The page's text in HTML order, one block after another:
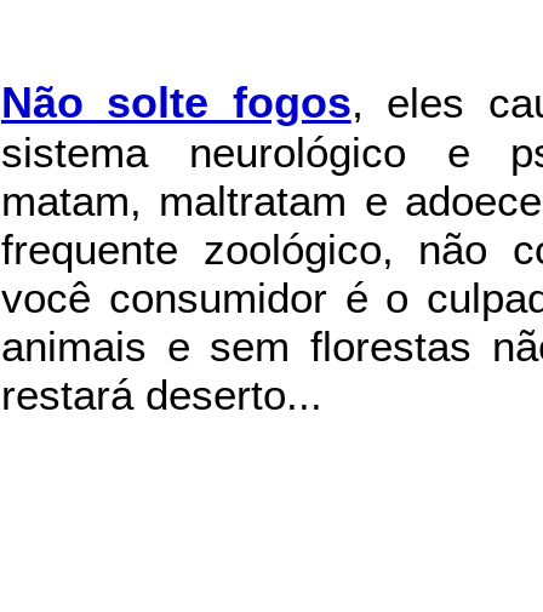
Não solte fogos, eles
sistema neurológico e
matam, maltratam e
frequente zoológico, não
você consumidor é o
animais e sem florestas
restará deserto...